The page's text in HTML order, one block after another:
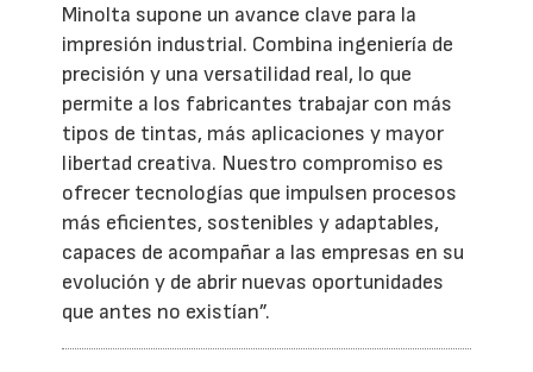
Minolta supone un avance clave para la
impresión industrial. Combina ingeniería de
precisión y una versatilidad real, lo que
permite a los fabricantes trabajar con más
tipos de tintas, más aplicaciones y mayor
libertad creativa. Nuestro compromiso es
ofrecer tecnologías que impulsen procesos
más eficientes, sostenibles y adaptables,
capaces de acompañar a las empresas en su
evolución y de abrir nuevas oportunidades
que antes no existían”.